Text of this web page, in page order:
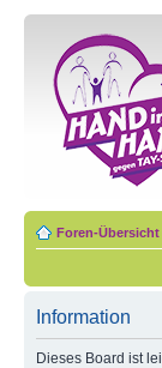
Foren-Übersicht
Information
Dieses Board ist